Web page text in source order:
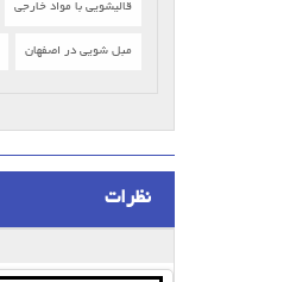
قالیشویی با مواد خارجی
مبل شویی در اصفهان
نظرات